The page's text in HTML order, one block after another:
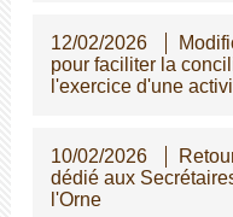
12/02/2026
pour faciliter la
l'exercice d'une
10/02/2026
dédié aux
l'Orne